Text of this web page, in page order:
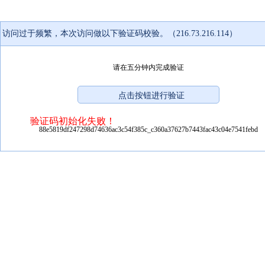
访问过于频繁，本次访问做以下验证码校验。（216.73.216.114）
请在五分钟内完成验证
验证码初始化失败！
88e5819df247298d74636ac3c54f385c_c360a37627b7443fac43c04e7541febd